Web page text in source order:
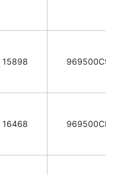
15898
16468